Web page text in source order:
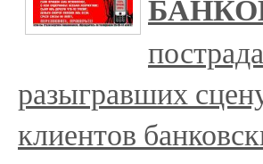
разыгравших
клиентов